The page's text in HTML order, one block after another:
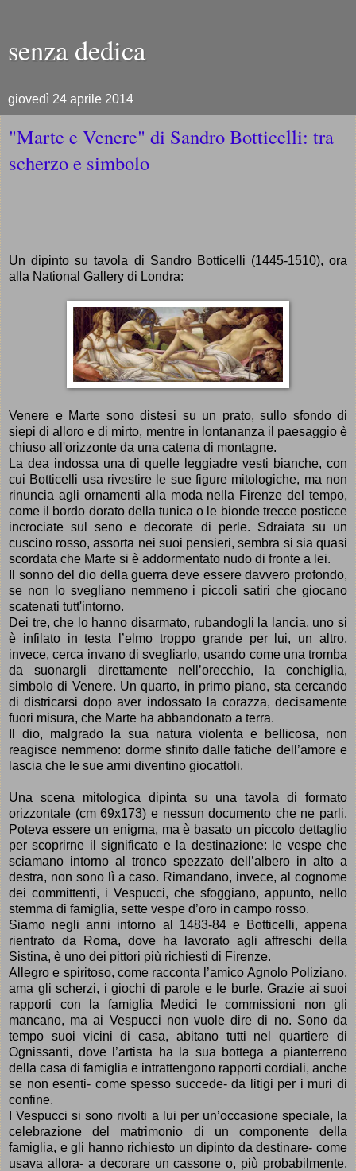
senza dedica
giovedì 24 aprile 2014
"Marte e Venere" di Sandro Botticelli: tra
scherzo e simbolo
Un dipinto su tavola di Sandro Botticelli (1445-1510), ora
alla National Gallery di Londra:
Venere e Marte sono distesi su un prato, sullo sfondo di
siepi di alloro e di mirto, mentre in lontananza il paesaggio è
chiuso all'orizzonte da una catena di montagne.
La dea indossa una di quelle leggiadre vesti bianche, con
cui Botticelli usa rivestire le sue figure mitologiche, ma non
rinuncia agli ornamenti alla moda nella Firenze del tempo,
come il bordo dorato della tunica o le bionde trecce posticce
incrociate sul seno e decorate di perle. Sdraiata su un
cuscino rosso, assorta nei suoi pensieri, sembra si sia quasi
scordata che Marte si è addormentato nudo di fronte a lei.
Il sonno del dio della guerra deve essere davvero profondo,
se non lo svegliano nemmeno i piccoli satiri che giocano
scatenati tutt'intorno.
Dei tre, che lo hanno disarmato, rubandogli la lancia, uno si
è infilato in testa l’elmo troppo grande per lui, un altro,
invece, cerca invano di svegliarlo, usando come una tromba
da suonargli direttamente nell’orecchio, la conchiglia,
simbolo di Venere. Un quarto, in primo piano, sta cercando
di districarsi dopo aver indossato la corazza, decisamente
fuori misura, che Marte ha abbandonato a terra.
Il dio, malgrado la sua natura violenta e bellicosa, non
reagisce nemmeno: dorme sfinito dalle fatiche dell’amore e
lascia che le sue armi diventino giocattoli.
Una scena mitologica dipinta su una tavola di formato
orizzontale (cm 69x173) e nessun documento che ne parli.
Poteva essere un enigma, ma è basato un piccolo dettaglio
per scoprirne il significato e la destinazione: le vespe che
sciamano intorno al tronco spezzato dell’albero in alto a
destra, non sono lì a caso. Rimandano, invece, al cognome
dei committenti, i Vespucci, che sfoggiano, appunto, nello
stemma di famiglia, sette vespe d’oro in campo rosso.
Siamo negli anni intorno al 1483-84 e Botticelli, appena
rientrato da Roma, dove ha lavorato agli affreschi della
Sistina, è uno dei pittori più richiesti di Firenze.
Allegro e spiritoso, come racconta l’amico Agnolo Poliziano,
ama gli scherzi, i giochi di parole e le burle. Grazie ai suoi
rapporti con la famiglia Medici le commissioni non gli
mancano, ma ai Vespucci non vuole dire di no. Sono da
tempo suoi vicini di casa, abitano tutti nel quartiere di
Ognissanti, dove l’artista ha la sua bottega a pianterreno
della casa di famiglia e intrattengono rapporti cordiali, anche
se non esenti- come spesso succede- da litigi per i muri di
confine.
I Vespucci si sono rivolti a lui per un’occasione speciale, la
celebrazione del matrimonio di un componente della
famiglia, e gli hanno richiesto un dipinto da destinare- come
usava allora- a decorare un cassone o, più probabilmente,